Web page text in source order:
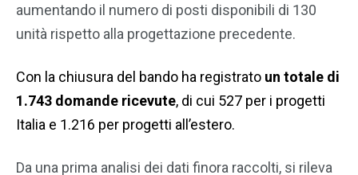
aumentando il numero di posti disponibili di 130
unità rispetto alla progettazione precedente.
Con la chiusura del bando ha registrato un totale di
1.743 domande ricevute, di cui 527 per i progetti
Italia e 1.216 per progetti all’estero.
Da una prima analisi dei dati finora raccolti, si rileva